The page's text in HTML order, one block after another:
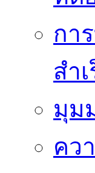
กา
สำ
มุม
คว